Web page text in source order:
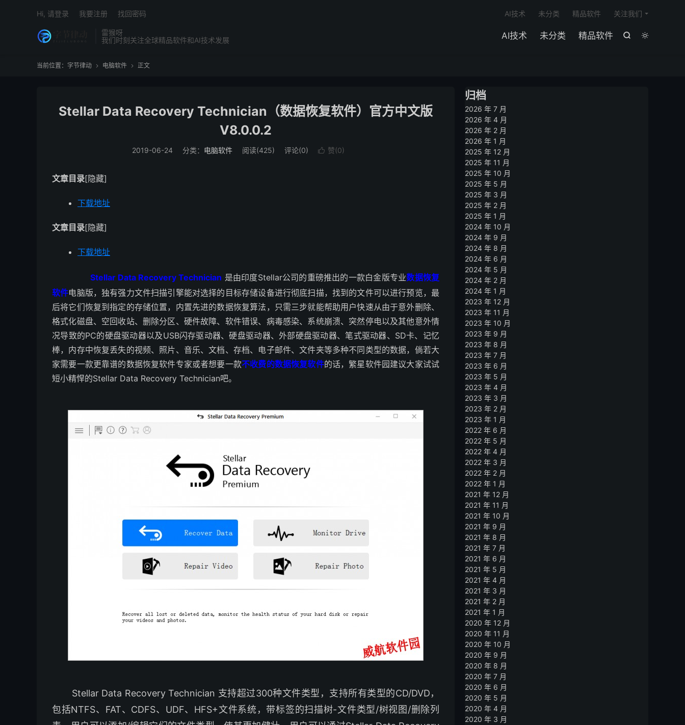
雷猴呀
我们时刻关注全球精品软件和AI技术发展


AI技术 未分类 精品软件
AI技术 未分类 精品软件 关注我们
Hi, 请登录 我要注册 找回密码
当前位置： 字节律动  电脑软件  正文
Stellar Data Recovery Technician（数据恢复软件）官方中文版
V8.0.0.2
2019-06-24 分类： 电脑软件 阅读(425) 评论(0)  赞(0)
文章目录[隐藏]
下载地址
文章目录[隐藏]
下载地址
Stellar Data Recovery Technician 是由印度Stellar公司的重磅推出的一款白金版专业数据恢复
软件电脑版，独有强力文件扫描引擎能对选择的目标存储设备进行彻底扫描，找到的文件可以进行预览，最
后将它们恢复到指定的存储位置，内置先进的数据恢复算法，只需三步就能帮助用户快速从由于意外删除、
格式化磁盘、空回收站、删除分区、硬件故障、软件错误、病毒感染、系统崩溃、突然停电以及其他意外情
况导致的PC的硬盘驱动器以及USB闪存驱动器、硬盘驱动器、外部硬盘驱动器、笔式驱动器、SD卡、记忆
棒，内存中恢复丢失的视频、照片、音乐、文档、存档、电子邮件、文件夹等多种不同类型的数据，倘若大
家需要一款更靠谱的数据恢复软件专家或者想要一款不收费的数据恢复软件的话，繁星软件园建议大家试试
短小精悍的Stellar Data Recovery Technician吧。
Stellar Data Recovery Technician 支持超过300种文件类型，支持所有类型的CD/DVD，
包括NTFS、FAT、CDFS、UDF、HFS+文件系统，带标签的扫描树-文件类型/树视图/删除列
归档
2026 年 7 月
2026 年 4 月
2026 年 2 月
2026 年 1 月
2025 年 12 月
2025 年 11 月
2025 年 10 月
2025 年 5 月
2025 年 3 月
2025 年 2 月
2025 年 1 月
2024 年 10 月
2024 年 9 月
2024 年 8 月
2024 年 6 月
2024 年 5 月
2024 年 2 月
2024 年 1 月
2023 年 12 月
2023 年 11 月
2023 年 10 月
2023 年 9 月
2023 年 8 月
2023 年 7 月
2023 年 6 月
2023 年 5 月
2023 年 4 月
2023 年 3 月
2023 年 2 月
2023 年 1 月
2022 年 6 月
2022 年 5 月
2022 年 4 月
2022 年 3 月
2022 年 2 月
2022 年 1 月
2021 年 12 月
2021 年 11 月
2021 年 10 月
2021 年 9 月
2021 年 8 月
2021 年 7 月
2021 年 6 月
2021 年 5 月
2021 年 4 月
2021 年 3 月
2021 年 2 月
2021 年 1 月
2020 年 12 月
2020 年 11 月
2020 年 10 月
2020 年 9 月
2020 年 8 月
2020 年 7 月
2020 年 6 月
2020 年 5 月
2020 年 4 月
2020 年 3 月